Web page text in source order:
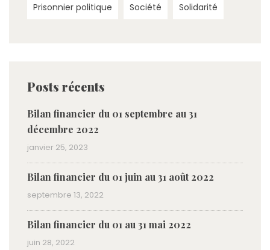
Prisonnier politique Société Solidarité
Posts récents
Bilan financier du 01 septembre au 31
décembre 2022
janvier 25, 2023
Bilan financier du 01 juin au 31 août 2022
septembre 13, 2022
Bilan financier du 01 au 31 mai 2022
juin 28, 2022